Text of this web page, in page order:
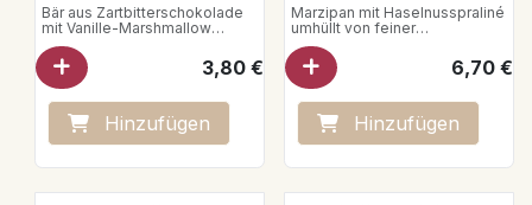
Bär aus Zartbitterschokolade
mit Vanille-Marshmallow
Nettogewicht: 18g
3,80€
Hinzufügen
Marzipan mit Haselnusspraliné
umhüllt von feiner
Zartbitterschokolade
veganes Produkt
Nettogewicht : 55g
6,70€
Hinzufügen